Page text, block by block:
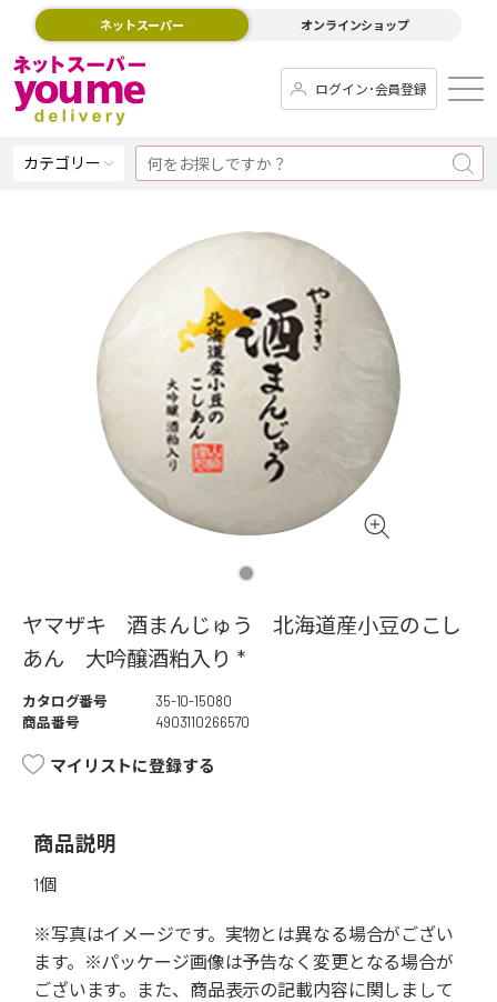
ネットスーパー オンラインショップ
ログイン･会員登録
カテゴリー
ヤマザキ 酒まんじゅう 北海道産小豆のこし
あん 大吟醸酒粕入り *
カタログ番号
35-10-15080
商品番号
4903110266570
マイリストに登録する
商品説明
1個
※写真はイメージです。実物とは異なる場合がござい
ます。※パッケージ画像は予告なく変更となる場合が
ございます。また、商品表示の記載内容に関しまして